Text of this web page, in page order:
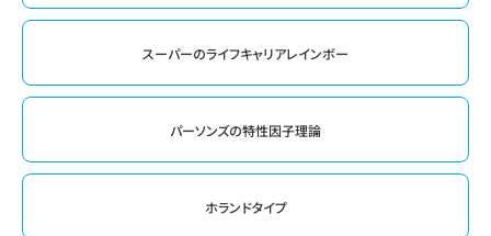
スーパーのライフキャリアレインボー
パーソンズの特性因子理論
ホランドタイプ